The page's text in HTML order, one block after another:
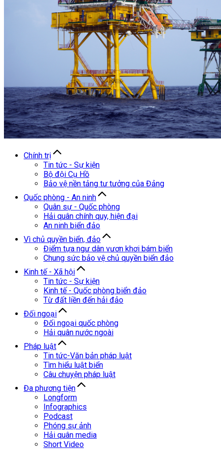
Chính trị
Tin tức - Sự kiện
Bộ đội Cụ Hồ
Bảo vệ nền tảng tư tưởng của Đảng
Quốc phòng - An ninh
Quân sự - Quốc phòng
Hải quân chính quy, hiện đại
An ninh biển đảo
Vì chủ quyền biển, đảo
Điểm tựa ngư dân vươn khơi bám biển
Chung sức bảo vệ chủ quyền biển đảo
Kinh tế - Xã hội
Tin tức - Sự kiện
Kinh tế - Quốc phòng biển đảo
Từ đất liền đến hải đảo
Đối ngoại
Đối ngoại quốc phòng
Hải quân nước ngoài
Pháp luật
Tin tức-Văn bản pháp luật
Tìm hiểu luật biển
Câu chuyện pháp luật
Đa phương tiện
Longform
Infographics
Podcast
Phóng sự ảnh
Hải quân media
Short Video